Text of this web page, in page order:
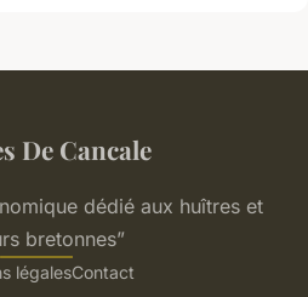
De Cancale
dédié aux huîtres et
bretonnes”
légalesContact